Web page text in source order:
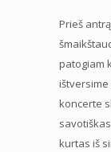
Prieš
patogiam
koncerte
kurtas iš